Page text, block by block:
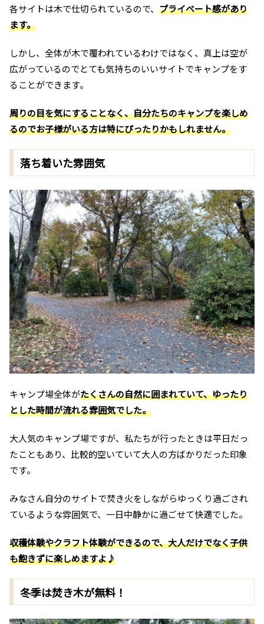
各サイトは木で仕切られているので、 プライベート感があり
ます。
しかし、全体が木で覆われているわけではなく、真上は空が
広がっているのでとても気持ちのいいサイトでキャンプをす
ることができます。
周りの目を気にすることなく、自分たちのキャンプを楽しめ
るのでお子様がいる方は特にぴったりかもしれません。
落ち着いた雰囲気
キャンプ場全体がたくさんの自然に囲まれていて、ゆったり
とした時間が流れる雰囲気でした。
大人気のキャンプ場ですが、私たちが行ったときは平日だっ
たこともあり、比較的空いていて大人の方ばかりだった印象
です。
みなさん自分のサイトで焚き火をしながらゆっくり過ごされ
ているような雰囲気で、一日中静かに過ごせて快適でした。
収穫体験やクラフト体験ができるので、大人だけでなく子供
も飽きずに楽しめますよ♪
冬季は焚き木が無料！